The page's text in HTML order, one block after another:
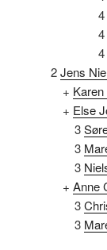
4
4
4
2Jens
+
+ Else
3
3
3
+ Anne
3
3